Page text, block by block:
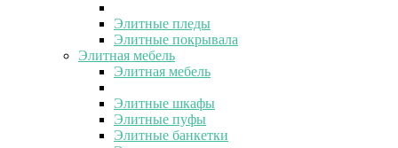
Элитные пледы
Элитные покрывала
Элитная мебель
Элитная мебель
Элитные шкафы
Элитные пуфы
Элитные банкетки